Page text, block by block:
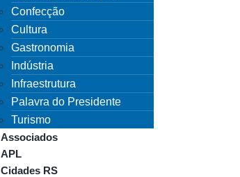
Confecção
Cultura
Gastronomia
Indústria
Infraestrutura
Palavra do Presidente
Turismo
Associados
APL
Cidades RS